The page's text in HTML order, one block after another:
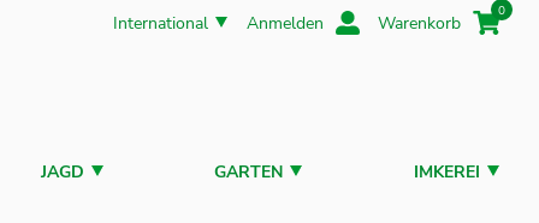
International Anmelden Warenkorb
0
JAGD GARTEN IMKEREI